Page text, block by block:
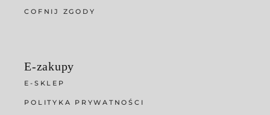
COFNIJ ZGODY
E-zakupy
E-SKLEP
POLITYKA PRYWATNOŚCI